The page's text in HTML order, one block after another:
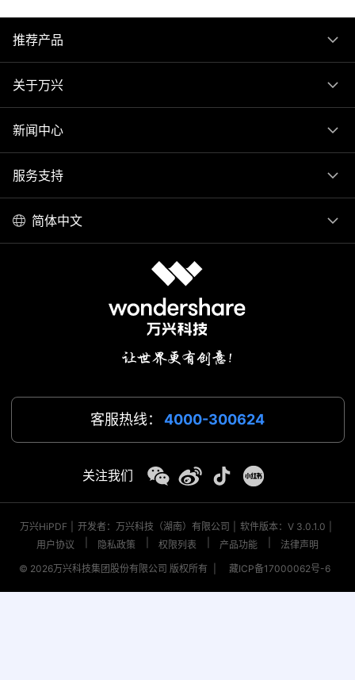
推荐产品
关于万兴
新闻中心
服务支持
简体中文
客服热线： 4000-300624
关注我们
万兴HiPDF 开发者：万兴科技（湖南）有限公司 软件版本：V 3.0.1.0
用户协议
隐私政策 权限列表 产品功能
法律声明
© 2026万兴科技集团股份有限公司 版权所有 藏ICP备17000062号-6